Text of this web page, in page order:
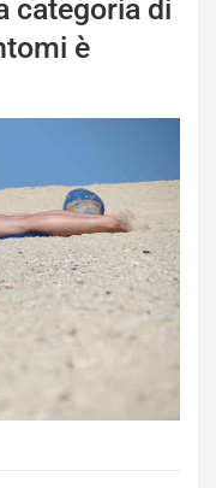
categoria di
è